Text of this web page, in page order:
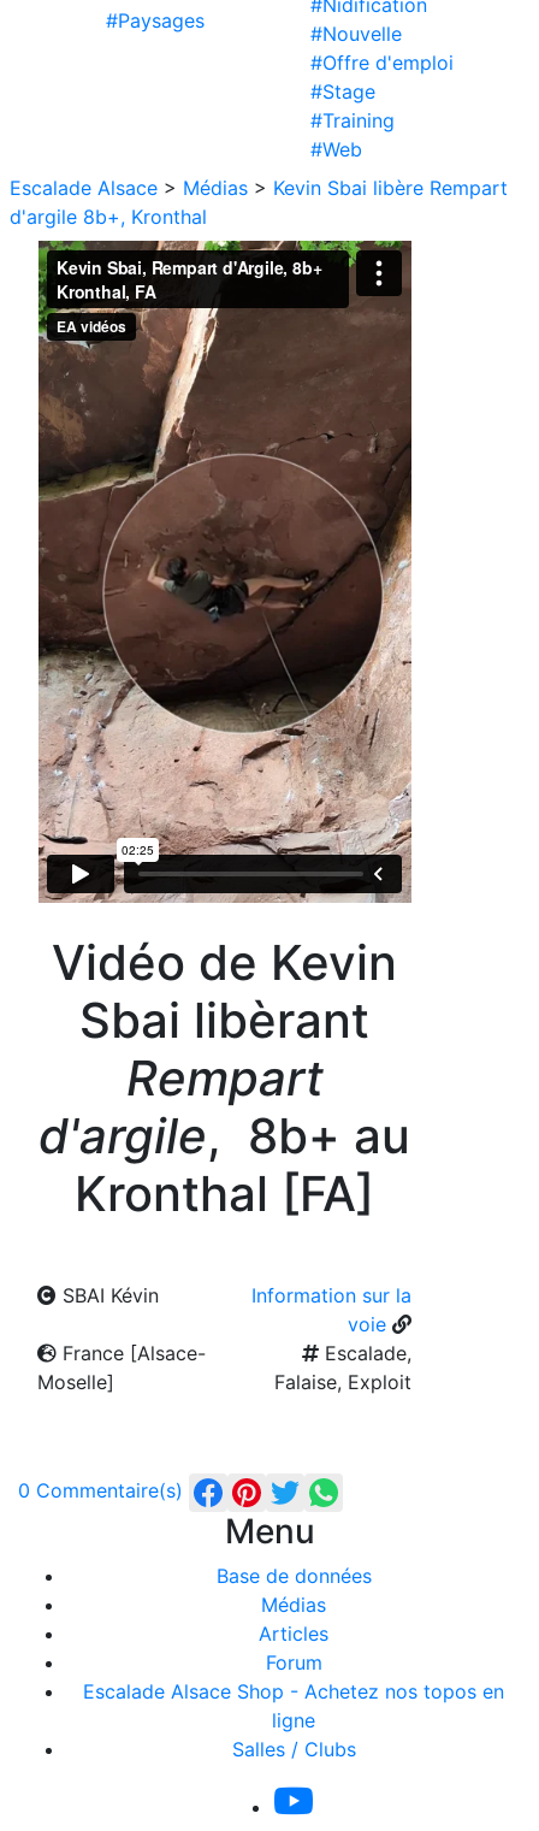
#Paysages
#Nidification
#Nouvelle
#Offre d'emploi
#Stage
#Training
#Web
Escalade Alsace > Médias > Kevin Sbai libère Rempart
d'argile 8b+, Kronthal
Vidéo de Kevin
Sbai libèrant
Rempart
d'argile, 8b+ au
Kronthal [FA]
SBAI Kévin
Information sur la
voie
France [Alsace-
Moselle]
Escalade,
Falaise, Exploit
0 Commentaire(s)
Menu
Base de données
Médias
Articles
Forum
Escalade Alsace Shop - Achetez nos topos en
ligne
Salles / Clubs